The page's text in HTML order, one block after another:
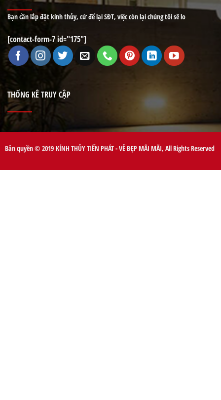
Bạn cần lắp đặt kính thủy, cứ để lại SĐT, việc còn lại chúng tôi sẽ lo
[contact-form-7 id="175"]
THỐNG KÊ TRUY CẬP
Bản quyền © 2019 KÍNH THỦY TIẾN PHÁT - VẺ ĐẸP MÃI MÃI, All Rights Reserved